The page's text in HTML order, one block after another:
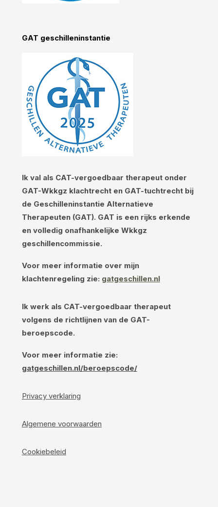
GAT geschilleninstantie
Ik val als CAT-vergoedbaar therapeut onder
GAT-Wkkgz klachtrecht en GAT-tuchtrecht bij
de Geschilleninstantie Alternatieve
Therapeuten (GAT). GAT is een rijks erkende
en volledig onafhankelijke Wkkgz
geschillencommissie.
Voor meer informatie over mijn
klachtenregeling zie: gatgeschillen.nl
Ik werk als CAT-vergoedbaar therapeut
volgens de richtlijnen van de GAT-
beroepscode.
Voor meer informatie zie:
gatgeschillen.nl/beroepscode/
Privacy verklaring
Algemene voorwaarden
Cookiebeleid